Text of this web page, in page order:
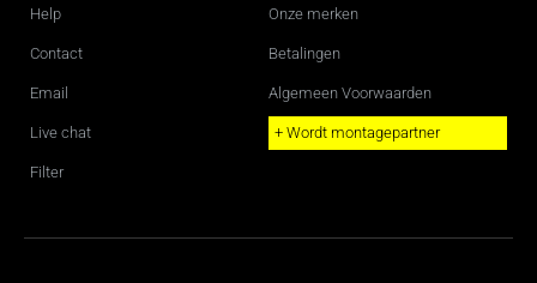
Help
Contact
Email
Live chat
Filter
Onze merken
Betalingen
Algemeen Voorwaarden
+ Wordt montagepartner